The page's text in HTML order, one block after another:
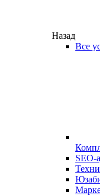
Назад
Все
SEO-